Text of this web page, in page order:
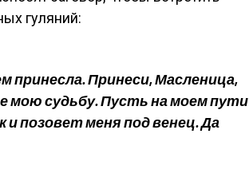
гуляний:
принесла. Принеси, Масленица,
мою судьбу. Пусть на моем пути
позовет меня под венец. Да